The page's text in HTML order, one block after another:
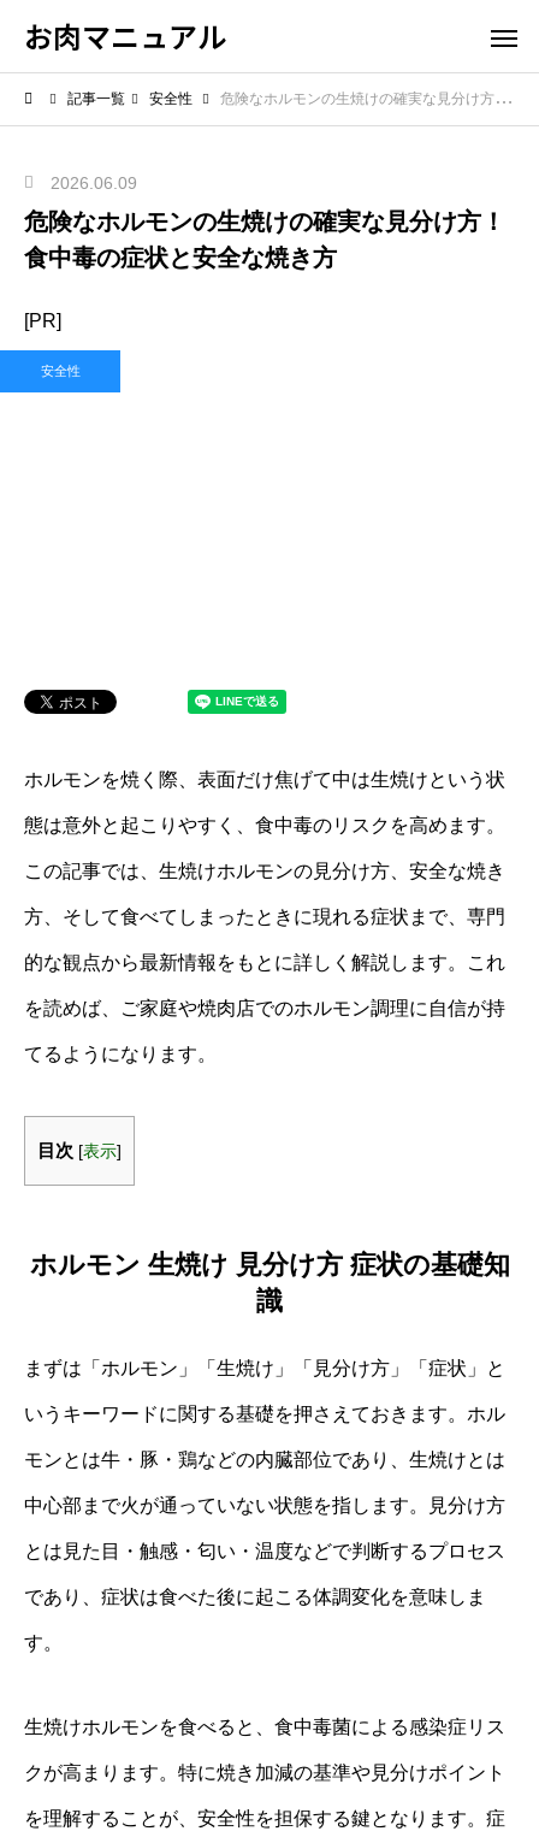
お肉マニュアル
記事一覧 安全性 危険なホルモンの生焼けの確実な見分け方！食中毒の症状と安全な焼き方
2026.06.09
危険なホルモンの生焼けの確実な見分け方！
食中毒の症状と安全な焼き方
[PR]
安全性
ホルモンを焼く際、表面だけ焦げて中は生焼けという状
態は意外と起こりやすく、食中毒のリスクを高めます。
この記事では、生焼けホルモンの見分け方、安全な焼き
方、そして食べてしまったときに現れる症状まで、専門
的な観点から最新情報をもとに詳しく解説します。これ
を読めば、ご家庭や焼肉店でのホルモン調理に自信が持
てるようになります。
目次 [表示]
ホルモン 生焼け 見分け方 症状の基礎知
識
まずは「ホルモン」「生焼け」「見分け方」「症状」と
いうキーワードに関する基礎を押さえておきます。ホル
モンとは牛・豚・鶏などの内臓部位であり、生焼けとは
中心部まで火が通っていない状態を指します。見分け方
とは見た目・触感・匂い・温度などで判断するプロセス
であり、症状は食べた後に起こる体調変化を意味しま
す。
生焼けホルモンを食べると、食中毒菌による感染症リス
クが高まります。特に焼き加減の基準や見分けポイント
を理解することが、安全性を担保する鍵となります。症